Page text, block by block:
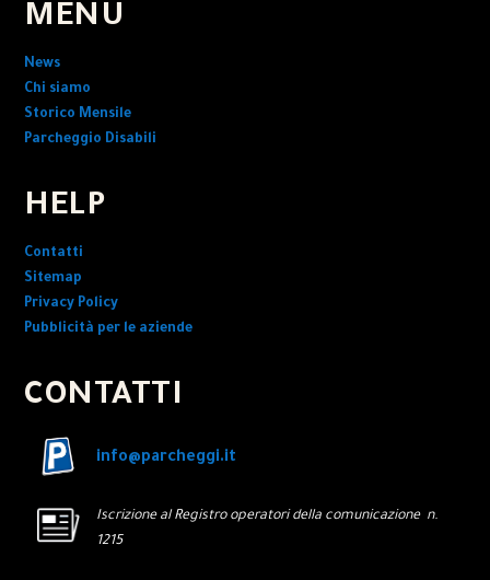
MENU
News
Chi siamo
Storico Mensile
Parcheggio Disabili
HELP
Contatti
Sitemap
Privacy Policy
Pubblicità per le aziende
CONTATTI
info@parcheggi.it
Iscrizione al Registro operatori della comunicazione n.
1215